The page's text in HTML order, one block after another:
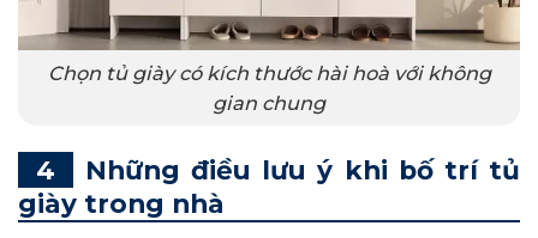
Chọn tủ giày có kích thước hài hoà với không
gian chung
Những điều lưu ý khi bố trí tủ
giày trong nhà